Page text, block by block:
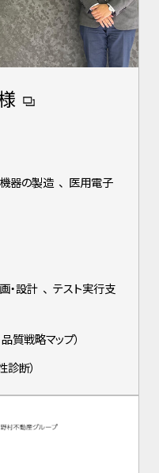
器の製造 、 医用電子
・設計 、 テスト実行支
質戦略マップ）
診断）